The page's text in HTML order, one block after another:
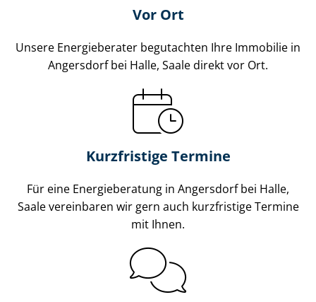
Vor Ort
Unsere Energieberater begutachten Ihre Immobilie in
Angersdorf bei Halle, Saale direkt vor Ort.
Kurzfristige Termine
Für eine Energieberatung in Angersdorf bei Halle,
Saale vereinbaren wir gern auch kurzfristige Termine
mit Ihnen.